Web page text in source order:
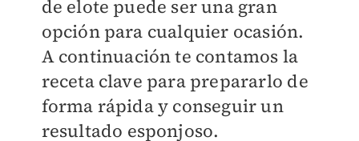
de elote puede ser una gran
opción para cualquier ocasión.
A continuación te contamos la
receta clave para prepararlo de
forma rápida y conseguir un
resultado esponjoso.